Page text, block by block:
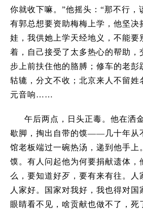
你就收下嘛。 ”他摇头： “那不行，
有郭总想要资助梅梅上学，他坚决
娃，我供她上学天经地义，不能要
着，自己接受了太多热心的帮助，
步上前扶住他的胳膊；修车的老彭
轱辘，分文不收；北京来人不留姓
元音响……
午后两点，日头正毒。他在洒
歇脚，掏出自带的馍——几十年从
馆老板端过一碗热汤，递到他手上
馍。有人问起他为何要捐献遗体，
么，要知道好歹，要有来有往。人
人家好。国家对我好，我也得对国
眼睛看不见，啥贡献也做不了，死